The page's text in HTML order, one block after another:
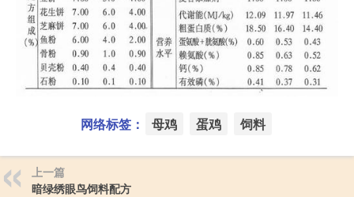
网络标签： 母鸡 蛋鸡 饲料
上一篇
暗绿绣眼鸟饲料配方